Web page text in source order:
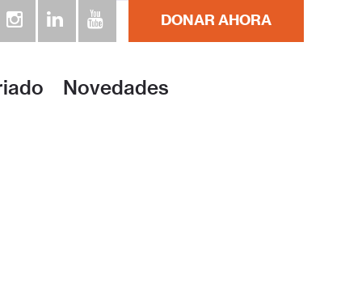
a familias de bajos ingresos. Conozca nuestros
DONAR AHORA
Novedades